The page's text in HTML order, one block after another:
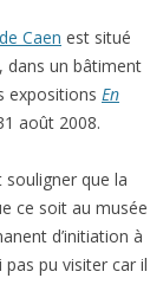
Caen est situé
dans un bâtiment
expositions En
août 2008.
souligner que la
ce soit au musée
d’initiation à
pas pu visiter car il